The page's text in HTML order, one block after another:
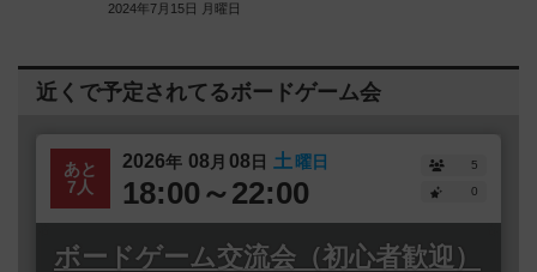
2024年7月15日 月曜日
近くで予定されてるボードゲーム会
あと
7人
2026年 08 月 08日 土曜日
18:00～22:00
5
0
ボードゲーム交流会（初心者歓迎）